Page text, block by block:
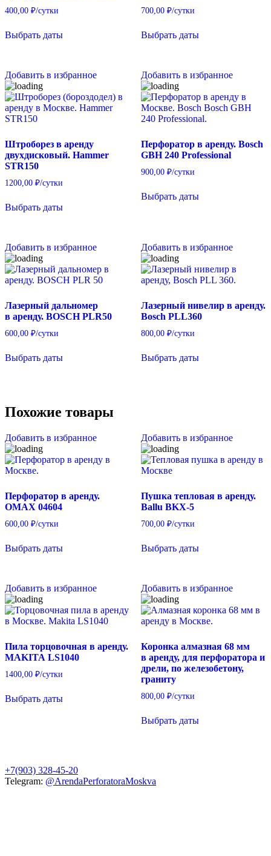
400,00 ₽/сутки
Выбрать даты
700,00 ₽/сутки
Выбрать даты
Добавить в избранное
Штроборез в аренду
двухдисковый. Hammer
STR150
1200,00 ₽/сутки
Выбрать даты
Добавить в избранное
Перфоратор в аренду. Bosch
GBH 240 Professional
900,00 ₽/сутки
Выбрать даты
Добавить в избранное
Лазерный дальномер
в аренду. BOSCH PLR50
600,00 ₽/сутки
Выбрать даты
Добавить в избранное
Лазерный нивелир в аренду.
Bosch PLL360
800,00 ₽/сутки
Выбрать даты
Похожие товары
Добавить в избранное
Перфоратор в аренду.
OMAX 04604
600,00 ₽/сутки
Выбрать даты
Добавить в избранное
Пушка тепловая в аренду.
Ballu BKX-5
700,00 ₽/сутки
Выбрать даты
Добавить в избранное
Пила торцовочная в аренду.
MAKITA LS1040
1400,00 ₽/сутки
Выбрать даты
Добавить в избранное
Коронка алмазная 68 мм
в аренду, для перфоратора и
дрели, по железобетону,
граниту
800,00 ₽/сутки
Выбрать даты
+7(903) 328-45-20
Telegram: @ArendaPerforatoraMoskva